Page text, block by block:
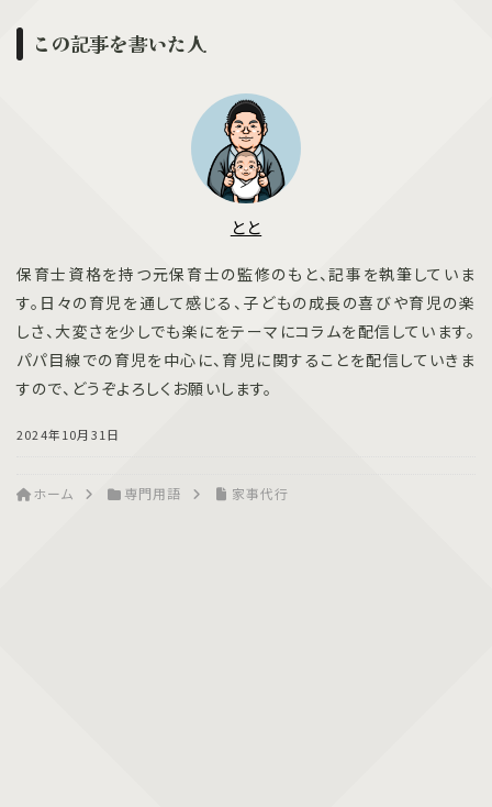
この記事を書いた人
とと
保育士資格を持つ元保育士の監修のもと、記事を執筆していま
す。日々の育児を通して感じる、子どもの成長の喜びや育児の楽
しさ、大変さを少しでも楽にをテーマにコラムを配信しています。
パパ目線での育児を中心に、育児に関することを配信していきま
すので、どうぞよろしくお願いします。
2024年10月31日
ホーム 専門用語 家事代行